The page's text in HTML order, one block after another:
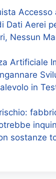
Accesso
Dati Aerei
Nessun
Artificiale
in
sostanze